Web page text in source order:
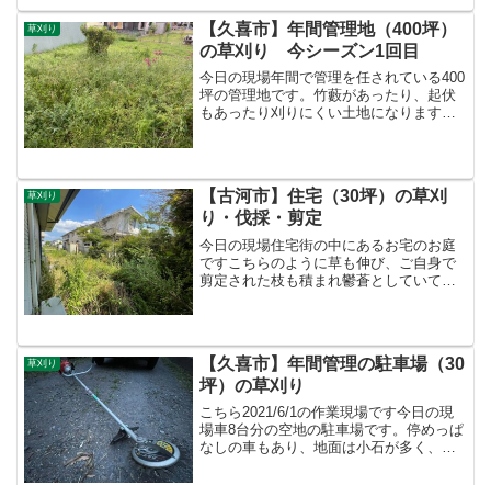
も合わせて刈りました。今日の道具今日
使用したのはこちらの...
草刈り
【久喜市】年間管理地（400坪）
の草刈り 今シーズン1回目
今日の現場年間で管理を任されている400
坪の管理地です。竹藪があったり、起伏
もあったり刈りにくい土地になります。
の道具いつもの組...
草刈り
【古河市】住宅（30坪）の草刈
り・伐採・剪定
今日の現場住宅街の中にあるお宅のお庭
ですこちらのように草も伸び、ご自身で
剪定された枝も積まれ鬱蒼としていてや
Pro 【ASK...
草刈り
【久喜市】年間管理の駐車場（30
坪）の草刈り
こちら2021/6/1の作業現場です今日の現
場車8台分の空地の駐車場です。停めっぱ
なしの車もあり、地面は小石が多く、草